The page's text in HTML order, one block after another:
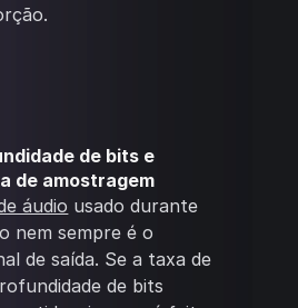
de bits e
de amostragem
áudio usado durante
nem sempre é o
de saída. Se a taxa de
de bits